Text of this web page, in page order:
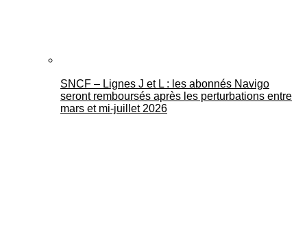
SNCF – Lignes J et L : les abonnés Navigo
seront remboursés après les perturbations entre
mars et mi-juillet 2026